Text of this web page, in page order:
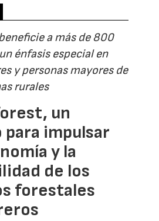
a más de 800
énfasis especial en
y personas mayores de
rurales
un
impulsar
y la
de los
forestales